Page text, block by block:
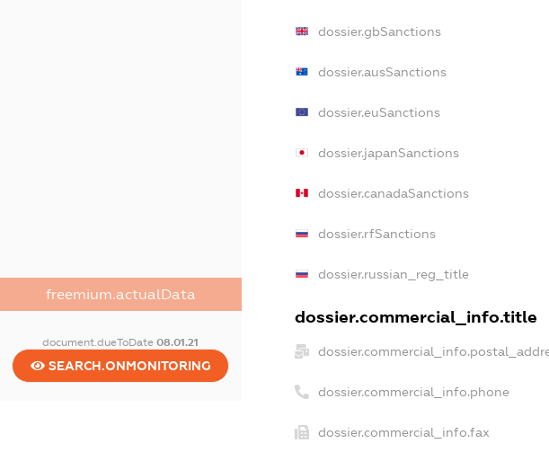
freemium.actualData
document.dueToDate08.01.21
SEARCH.ONMONITORING
dossier.gbSanctions
dossier.ausSanctions
dossier.euSanctions
dossier.japanSanctions
dossier.canadaSanctions
dossier.rfSanctions
dossier.russian_reg_title
dossier.commercial_info.title
dossier.commercial_info.phone
dossier.commercial_info.fax